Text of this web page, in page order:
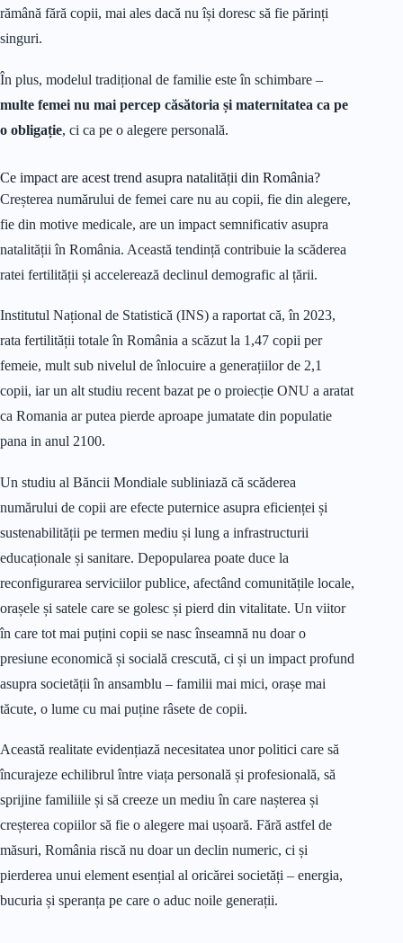
rămână fără copii, mai ales dacă nu își doresc să fie părinți
singuri.
În plus, modelul tradițional de familie este în schimbare –
multe femei nu mai percep căsătoria și maternitatea ca pe
o obligație, ci ca pe o alegere personală.
Ce impact are acest trend asupra natalității din România?
Creșterea numărului de femei care nu au copii, fie din alegere,
fie din motive medicale, are un impact semnificativ asupra
natalității în România. Această tendință contribuie la scăderea
ratei fertilității și accelerează declinul demografic al țării.
Institutul Național de Statistică (INS) a raportat că, în 2023,
rata fertilității totale în România a scăzut la 1,47 copii per
femeie, mult sub nivelul de înlocuire a generațiilor de 2,1
copii, iar un alt studiu recent bazat pe o proiecție ONU a aratat
ca Romania ar putea pierde aproape jumatate din populatie
pana in anul 2100.
Un studiu al Băncii Mondiale subliniază că scăderea
numărului de copii are efecte puternice asupra eficienței și
sustenabilității pe termen mediu și lung a infrastructurii
educaționale și sanitare. Depopularea poate duce la
reconfigurarea serviciilor publice, afectând comunitățile locale,
orașele și satele care se golesc și pierd din vitalitate. Un viitor
în care tot mai puțini copii se nasc înseamnă nu doar o
presiune economică și socială crescută, ci și un impact profund
asupra societății în ansamblu – familii mai mici, orașe mai
tăcute, o lume cu mai puține râsete de copii.
Această realitate evidențiază necesitatea unor politici care să
încurajeze echilibrul între viața personală și profesională, să
sprijine familiile și să creeze un mediu în care nașterea și
creșterea copiilor să fie o alegere mai ușoară. Fără astfel de
măsuri, România riscă nu doar un declin numeric, ci și
pierderea unui element esențial al oricărei societăți – energia,
bucuria și speranța pe care o aduc noile generații.